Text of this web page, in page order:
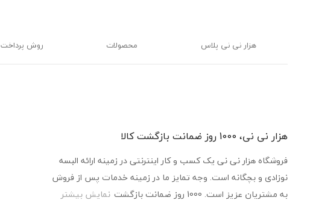
هزار نی نی پلاس محصولات روش پرداخت
هزار نی نی، 1000 روز ضمانت بازگشت کالا
فروشگاه هزار نی نی یک کسب و کار اینترنتی در زمینه ارائه البسه
نوزادی و بچگانه است. وجه تمایز ما در زمینه خدمات پس از فروش
به مشتریان عزیز است. 1000 روز ضمانت بازگشت
نمایش بیشتر